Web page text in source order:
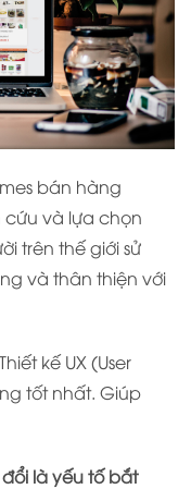
bán hàng
và lựa chọn
trên thế giới sử
và thân thiện với
kế UX (User
tốt nhất. Giúp
là yếu tố bắt